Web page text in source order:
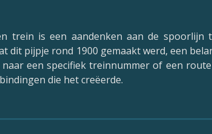
trein is een aandenken aan de spoorlijn
dit pijpje rond 1900 gemaakt werd, een
een specifiek treinnummer of een
die het creëerde.